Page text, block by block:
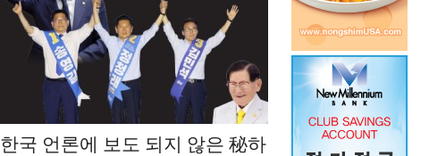
한국 언론에 보도 되지 않은 秘하